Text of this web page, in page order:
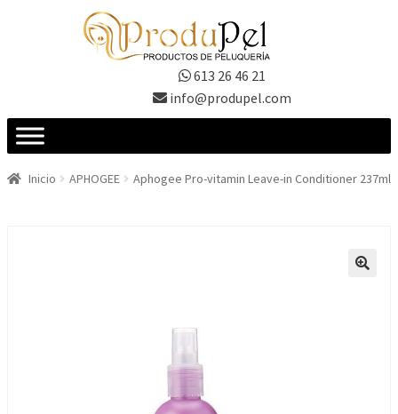
613 26 46 21
info@produpel.com
Inicio APHOGEE Aphogee Pro-vitamin Leave-in Conditioner 237ml